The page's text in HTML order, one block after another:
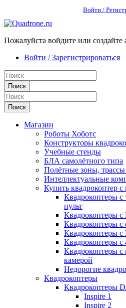
Войти /
Пожалуйста войдите или создайте
Войти / Зарегистрироваться
Поиск
Поиск
Магазин
Роботы Хоботс
Конструкторы
Учебные стенды
БЛА самолётного типа
Полётные зоны, трассы
Интеллектуальные
Купить квадрокоптер с
Квадрокоптеры с
пульт
Квадрокоптеры с
Квадрокоптеры
Квадрокоптеры с
Квадрокоптеры с
Квадрокоптеры с
камерой
Недорогие
Квадрокоптеры
Квадрокоптеры
Inspire 1
Inspire 2